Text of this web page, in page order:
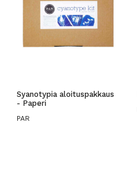
Syanotypia aloituspakkaus
- Paperi
PAR